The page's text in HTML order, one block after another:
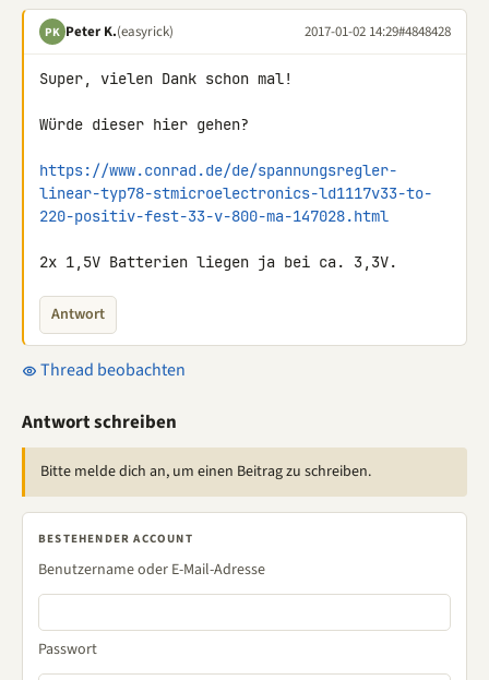
PK Peter K.(easyrick) 2017-01-02 14:29#4848428
Super, vielen Dank schon mal!
Würde dieser hier gehen?
https://www.conrad.de/de/spannungsregler-
linear-typ78-stmicroelectronics-ld1117v33-to-
220-positiv-fest-33-v-800-ma-147028.html
2x 1,5V Batterien liegen ja bei ca. 3,3V.
Antwort
Thread beobachten
Antwort schreiben
Bitte melde dich an, um einen Beitrag zu schreiben.
BESTEHENDER ACCOUNT
Benutzername oder E-Mail-Adresse
Passwort